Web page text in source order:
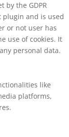
by the GDPR
plugin and is used
or not user has
use of cookies. It
personal data.
like
platforms,